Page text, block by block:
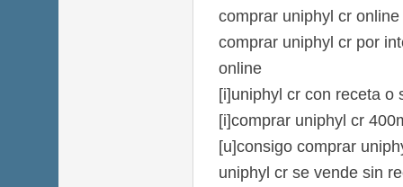
comprar uniphyl cr
comprar uniphyl cr por
online
[i]uniphyl cr con receta o
[i]comprar uniphyl cr
[u]consigo comprar
uniphyl cr se vende sin